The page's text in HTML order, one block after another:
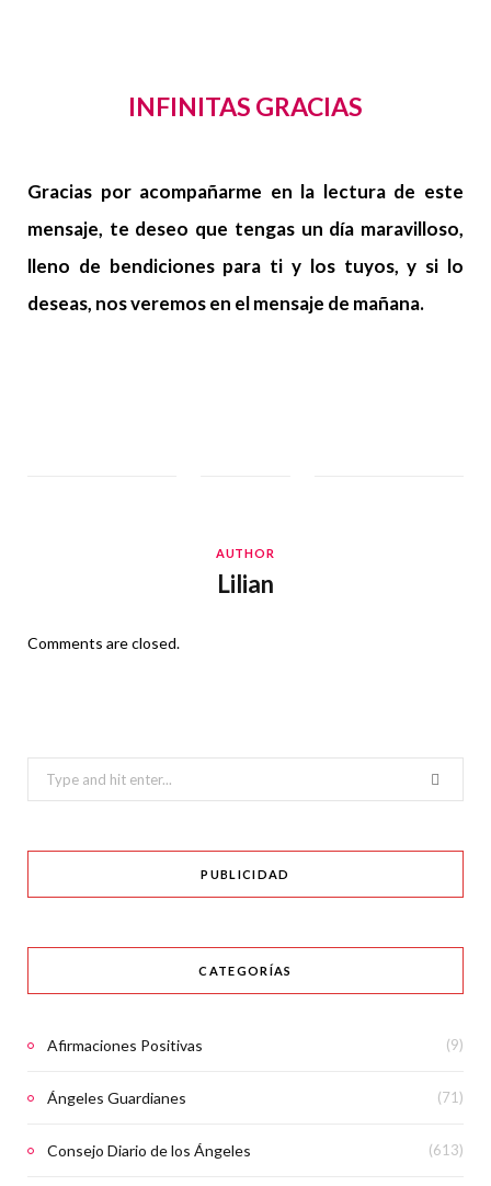
INFINITAS GRACIAS
Gracias por acompañarme en la lectura de este
mensaje, te deseo que tengas un día maravilloso,
lleno de bendiciones para ti y los tuyos, y si lo
deseas, nos veremos en el mensaje de mañana.
AUTHOR
Lilian
Comments are closed.
Search
for:
PUBLICIDAD
CATEGORÍAS
Afirmaciones Positivas (9)
Ángeles Guardianes (71)
Consejo Diario de los Ángeles (613)